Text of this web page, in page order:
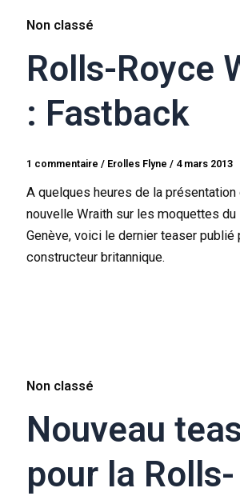
Non classé
Rolls-Royce
: Fastback
1 commentaire / Erolles Flyne/ 4 mars 2013
A quelques heures de la
nouvelle Wraith sur les moquettes du
Genève, voici le dernier teaser publié
constructeur britannique.
Non classé
Nouveau
pour la Rolls-